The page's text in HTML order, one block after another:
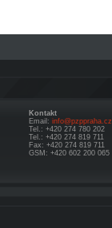
Kontakt
Email: info@pzppraha.cz
Tel.: +420 274 780 202
Tel.: +420 274 819 711
Fax: +420 274 819 711
GSM: +420 602 200 065